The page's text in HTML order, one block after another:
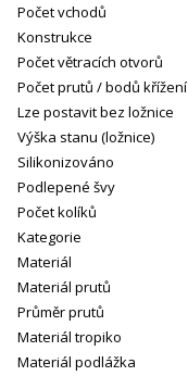
Počet vchodů
Konstrukce
Počet větracích otvorů
Počet prutů / bodů křížení
Lze postavit bez ložnice
Výška stanu (ložnice)
Silikonizováno
Podlepené švy
Počet kolíků
Kategorie
Materiál
Materiál prutů
Průměr prutů
Materiál tropiko
Materiál podlážka